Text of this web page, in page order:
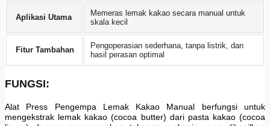
Aplikasi Utama
Memeras lemak kakao secara manual untuk
skala kecil
Fitur Tambahan
Pengoperasian sederhana, tanpa listrik, dan
hasil perasan optimal
FUNGSI:
Alat Press Pengempa Lemak Kakao Manual berfungsi untuk
mengekstrak lemak kakao (cocoa butter) dari pasta kakao (cocoa